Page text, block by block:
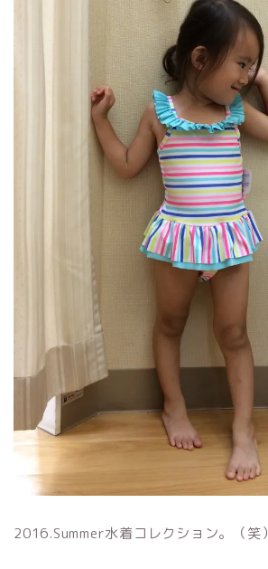
2016.Summer水着コレクション。（笑）